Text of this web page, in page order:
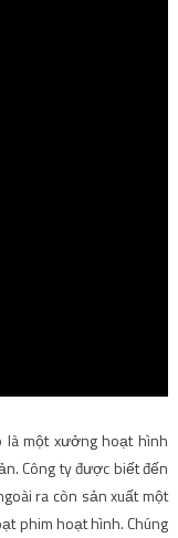
là một xưởng hoạt hình
Công ty được biết đến
ra còn sản xuất một
phim hoạt hình. Chúng